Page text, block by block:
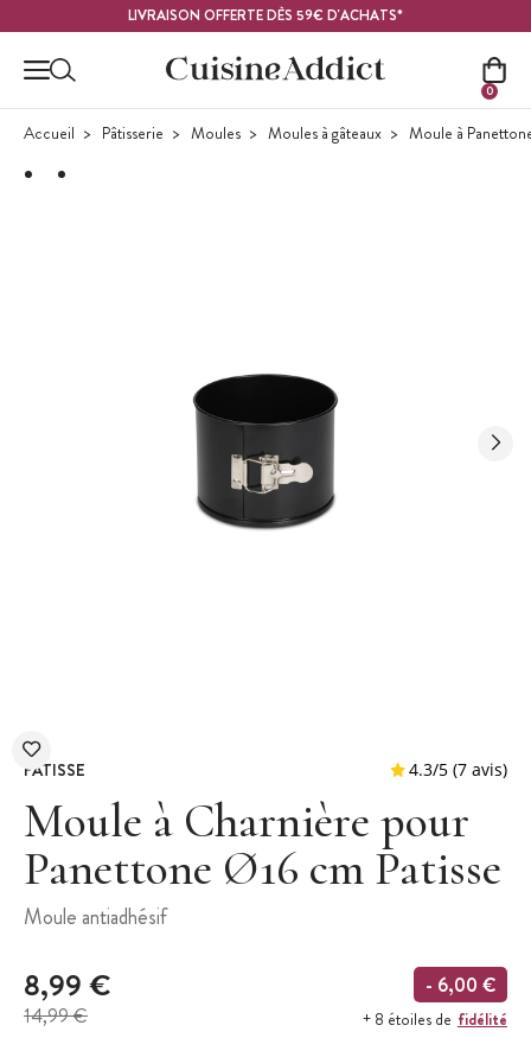
LIVRAISON OFFERTE DÈS 59€ D'ACHATS*
0
Accueil Pâtisserie Moules Moules à gâteaux Moule à
PATISSE
Moule à Charnière pour
Panettone Ø16 cm Patisse
Moule antiadhésif
8,99 €
14,99 €
- 6,00 €
+ 8 étoiles de fidélité